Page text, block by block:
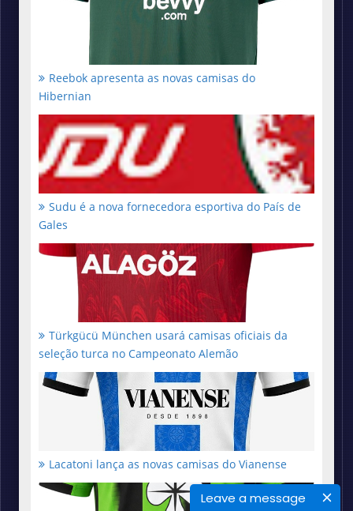
Leave a message
Reebok apresenta as novas camisas do
Hibernian
Sudu é a nova fornecedora esportiva do País de
Gales
Türkgücü München usará camisas oficiais da
seleção turca no Campeonato Alemão
Lacatoni lança as novas camisas do Vianense